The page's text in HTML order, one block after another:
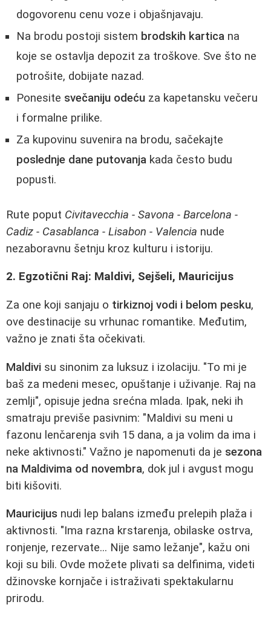
dogovorenu cenu voze i objašnjavaju.
Na brodu postoji sistem brodskih kartica na
koje se ostavlja depozit za troškove. Sve što ne
potrošite, dobijate nazad.
Ponesite svečaniju odeću za kapetansku večeru
i formalne prilike.
Za kupovinu suvenira na brodu, sačekajte
poslednje dane putovanja kada često budu
popusti.
Rute poput Civitavecchia - Savona - Barcelona -
Cadiz - Casablanca - Lisabon - Valencia nude
nezaboravnu šetnju kroz kulturu i istoriju.
2. Egzotični Raj: Maldivi, Sejšeli, Mauricijus
Za one koji sanjaju o tirkiznoj vodi i belom pesku,
ove destinacije su vrhunac romantike. Međutim,
važno je znati šta očekivati.
Maldivi su sinonim za luksuz i izolaciju. "To mi je
baš za medeni mesec, opuštanje i uživanje. Raj na
zemlji", opisuje jedna srećna mlada. Ipak, neki ih
smatraju previše pasivnim: "Maldivi su meni u
fazonu lenčarenja svih 15 dana, a ja volim da ima i
neke aktivnosti." Važno je napomenuti da je sezona
na Maldivima od novembra, dok jul i avgust mogu
biti kišoviti.
Mauricijus nudi lep balans između prelepih plaža i
aktivnosti. "Ima razna krstarenja, obilaske ostrva,
ronjenje, rezervate... Nije samo ležanje", kažu oni
koji su bili. Ovde možete plivati sa delfinima, videti
džinovske kornjače i istraživati spektakularnu
prirodu.